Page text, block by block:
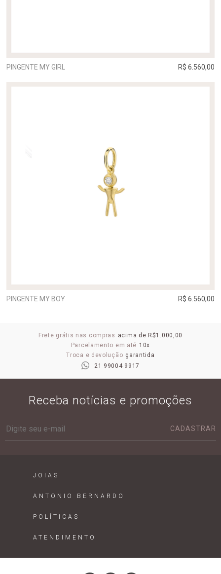
PINGENTE MY GIRL R$ 6.560,00
PINGENTE MY BOY R$ 6.560,00
Frete grátis nas compras acima de R$1.000,00
Parcelamento em até 10x
Troca e devolução garantida
21 99004 9917
Receba notícias e promoções
CADASTRAR
JOIAS
ANTONIO BERNARDO
POLÍTICAS
ATENDIMENTO